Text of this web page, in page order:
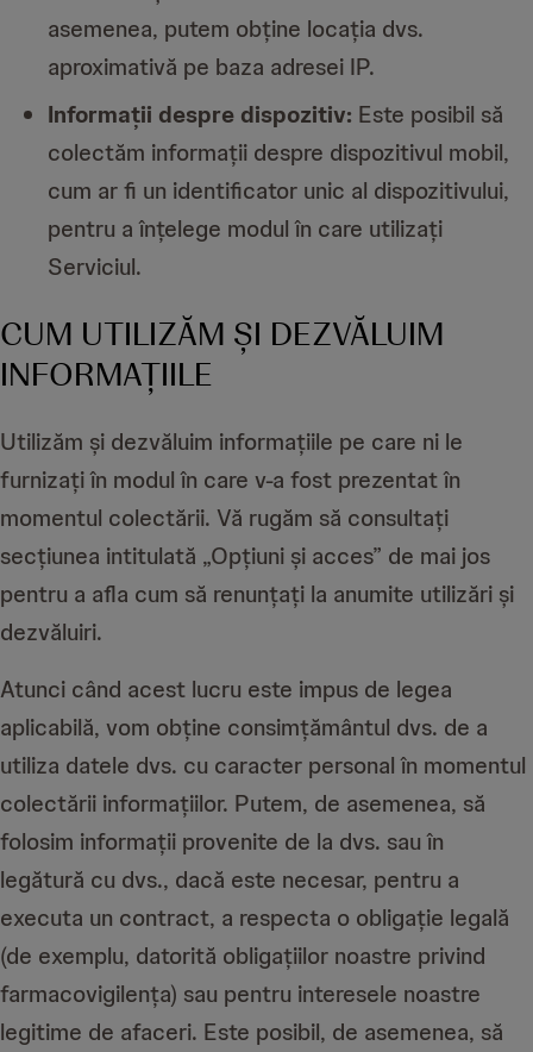
asemenea, putem obține locația dvs.
aproximativă pe baza adresei IP.
Informații despre dispozitiv: Este posibil să
colectăm informații despre dispozitivul mobil,
cum ar fi un identificator unic al dispozitivului,
pentru a înțelege modul în care utilizați
Serviciul.
CUM UTILIZĂM ȘI DEZVĂLUIM
INFORMAȚIILE
Utilizăm și dezvăluim informațiile pe care ni le
furnizați în modul în care v-a fost prezentat în
momentul colectării. Vă rugăm să consultați
secțiunea intitulată „Opțiuni și acces” de mai jos
pentru a afla cum să renunțați la anumite utilizări și
dezvăluiri.
Atunci când acest lucru este impus de legea
aplicabilă, vom obține consimțământul dvs. de a
utiliza datele dvs. cu caracter personal în momentul
colectării informațiilor. Putem, de asemenea, să
folosim informații provenite de la dvs. sau în
legătură cu dvs., dacă este necesar, pentru a
executa un contract, a respecta o obligație legală
(de exemplu, datorită obligațiilor noastre privind
farmacovigilența) sau pentru interesele noastre
legitime de afaceri. Este posibil, de asemenea, să